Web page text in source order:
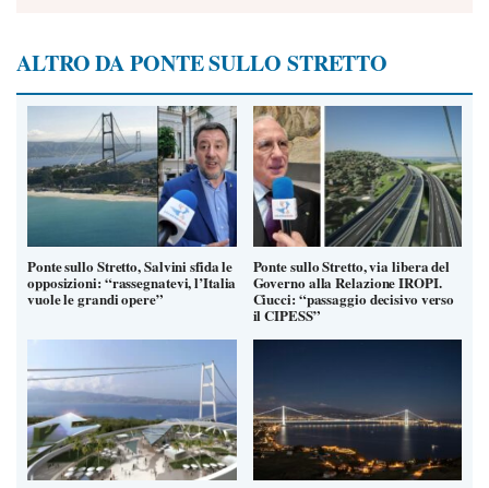
ALTRO DA PONTE SULLO STRETTO
Ponte sullo Stretto, Salvini sfida le
opposizioni: “rassegnatevi, l’Italia
vuole le grandi opere”
Ponte sullo Stretto, via libera del
Governo alla Relazione IROPI.
Ciucci: “passaggio decisivo verso
il CIPESS”